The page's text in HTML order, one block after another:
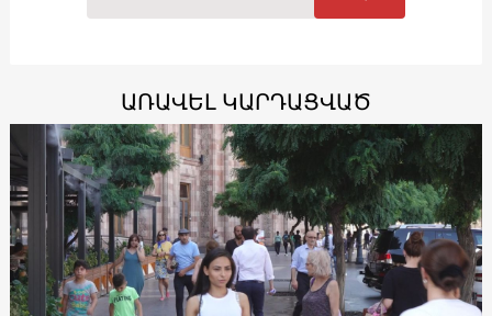
ԱՌԱՎԵԼ ԿԱՐԴԱՑՎԱԾ